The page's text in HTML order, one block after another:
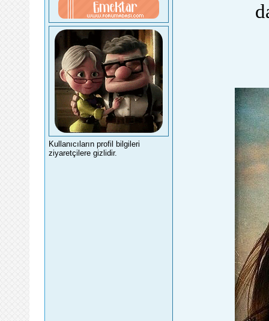
Kullanıcıların profil bilgileri
ziyaretçilere gizlidir.